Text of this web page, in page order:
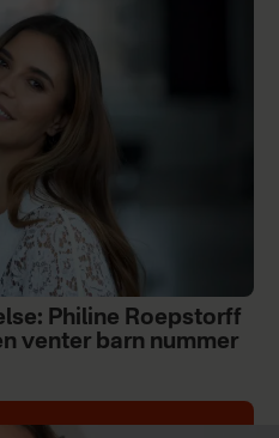
Philine Roepstorff
venter barn nummer